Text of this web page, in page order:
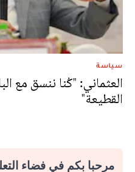
سياسة
القطيعة"
مرحبا بكم في فضاء